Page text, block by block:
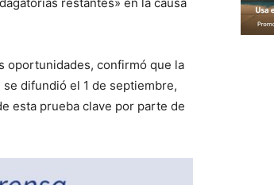
oportunidades, confirmó que la
difundió el 1 de septiembre,
esta prueba clave por parte de